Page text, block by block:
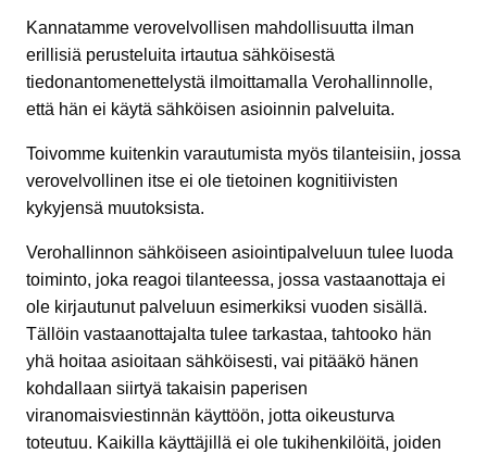
Kannatamme verovelvollisen mahdollisuutta ilman
erillisiä perusteluita irtautua sähköisestä
tiedonantomenettelystä ilmoittamalla Verohallinnolle,
että hän ei käytä sähköisen asioinnin palveluita.
Toivomme kuitenkin varautumista myös tilanteisiin, jossa
verovelvollinen itse ei ole tietoinen kognitiivisten
kykyjensä muutoksista.
Verohallinnon sähköiseen asiointipalveluun tulee luoda
toiminto, joka reagoi tilanteessa, jossa vastaanottaja ei
ole kirjautunut palveluun esimerkiksi vuoden sisällä.
Tällöin vastaanottajalta tulee tarkastaa, tahtooko hän
yhä hoitaa asioitaan sähköisesti, vai pitääkö hänen
kohdallaan siirtyä takaisin paperisen
viranomaisviestinnän käyttöön, jotta oikeusturva
toteutuu. Kaikilla käyttäjillä ei ole tukihenkilöitä, joiden